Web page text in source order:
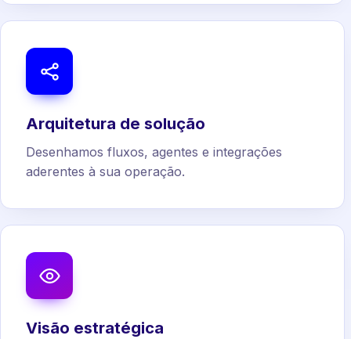
Arquitetura de solução
Desenhamos fluxos, agentes e integrações
aderentes à sua operação.
Visão estratégica